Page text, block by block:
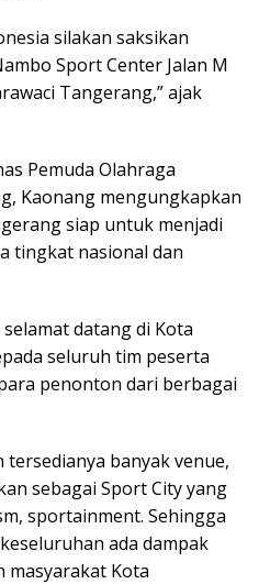
silakan saksikan
Sport Center Jalan M
Tangerang,” ajak
Pemuda Olahraga
Kaonang mengungkapkan
siap untuk menjadi
tingkat nasional dan
datang di Kota
seluruh tim peserta
penonton dari berbagai
banyak venue,
sebagai Sport City yang
sportainment. Sehingga
ada dampak
masyarakat Kota